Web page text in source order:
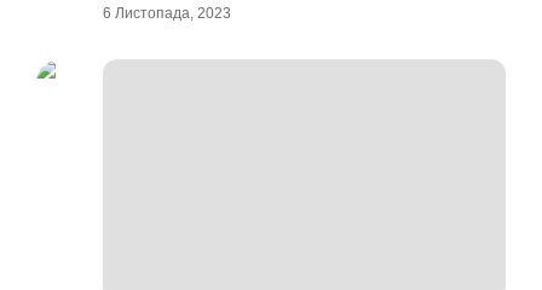
6 Листопада, 2023